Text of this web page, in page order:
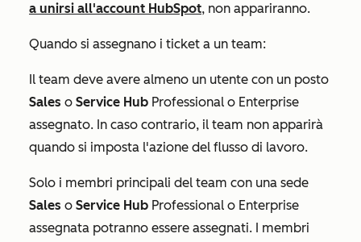
a unirsi all'account HubSpot, non appariranno.
Quando si assegnano i ticket a un team:
Il team deve avere almeno un utente con un posto
Sales o Service Hub Professional o Enterprise
assegnato. In caso contrario, il team non apparirà
quando si imposta l'azione del flusso di lavoro.
Solo i membri principali del team con una sede
Sales o Service Hub Professional o Enterprise
assegnata potranno essere assegnati. I membri